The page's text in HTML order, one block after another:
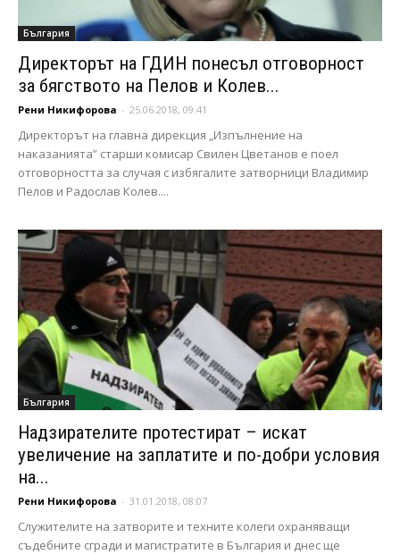
България
Директорът на ГДИН понесъл отговорност
за бягството на Пелов и Колев...
Рени Никифорова - 25.06.2018, 09:41
Директорът на главна дирекция „Изпълнение на
наказанията” старши комисар Свилен Цветанов е поел
отговорността за случая с избягалите затворници Владимир
Пелов и Радослав Колев....
България
Надзирателите протестират – искат
увеличение на заплатите и по-добри условия
на...
Рени Никифорова - 31.01.2018, 08:07
Служителите на затворите и техните колеги охраняващи
съдебните сгради и магистратите в България и днес ще